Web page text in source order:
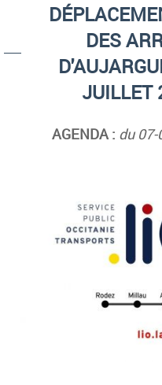
DES
JUILLET
AGENDA : du